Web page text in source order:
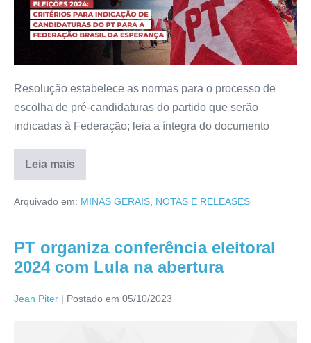
Resolução estabelece as normas para o processo de
escolha de pré-candidaturas do partido que serão
indicadas à Federação; leia a íntegra do documento
Leia mais
Arquivado em: MINAS GERAIS NOTAS E RELEASES
PT organiza conferência eleitoral
2024 com Lula na abertura
Jean Piter | Postado em 05/10/2023